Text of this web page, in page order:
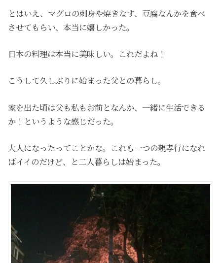
とはいえ、マグロの刺身や焼きなす、豆腐なんかを食べ
させてもらい、本当に嬉しかった。
日本の料理は本当に美味しい。これだよね！
こうして久しぶりに始まった父との暮らし。
家を出た頃は父も私もお前となんか、一緒に生活できる
か！というような感じだった。
大人になったってことかな。これも一つの親孝行になれ
ばイイのだけど、と二人暮らしは始まった。